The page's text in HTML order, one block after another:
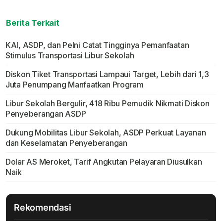
Berita Terkait
KAI, ASDP, dan Pelni Catat Tingginya Pemanfaatan
Stimulus Transportasi Libur Sekolah
Diskon Tiket Transportasi Lampaui Target, Lebih dari 1,3
Juta Penumpang Manfaatkan Program
Libur Sekolah Bergulir, 418 Ribu Pemudik Nikmati Diskon
Penyeberangan ASDP
Dukung Mobilitas Libur Sekolah, ASDP Perkuat Layanan
dan Keselamatan Penyeberangan
Dolar AS Meroket, Tarif Angkutan Pelayaran Diusulkan
Naik
Rekomendasi